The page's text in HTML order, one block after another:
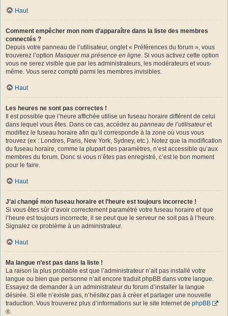
Haut
Comment empêcher mon nom d’apparaître dans la liste des membres
connectés ?
Depuis votre panneau de l’utilisateur, onglet « Préférences du forum », vous
trouverez l’option Masquer ma présence en ligne. Si vous activez cette option
vous ne serez visible que par les administrateurs, les modérateurs et vous-
même. Vous serez compté parmi les membres invisibles.
Haut
Les heures ne sont pas correctes !
Il est possible que l’heure affichée utilise un fuseau horaire différent de celui
dans lequel vous êtes. Dans ce cas, accédez au panneau de l’utilisateuret
modifiez le fuseau horaire afin qu’il corresponde à la zone où vous vous
trouvez (ex : Londres, Paris, New York, Sydney, etc.). Notez que la modification
du fuseau horaire, comme la plupart des paramètres, n’est accessible qu’aux
membres du forum. Donc si vous n’êtes pas enregistré, c’est le bon moment
pour le faire.
Haut
J’ai changé mon fuseau horaire et l’heure est toujours incorrecte !
Si vous êtes sûr d’avoir correctement paramétré votre fuseau horaire et que
l’heure est toujours incorrecte, il se peut que le serveur ne soit pas à l’heure.
Signalez ce problème à un administrateur.
Haut
Ma langue n’est pas dans la liste !
La raison la plus probable est que l’administrateur n’ait pas installé votre
langue ou bien que personne n’ait encore traduit phpBB dans votre langue.
Essayez de demander à un administrateur du forum d’installer la langue
désirée. Si elle n’existe pas, n’hésitez pas à créer et partager une nouvelle
traduction. Vous trouverez plus d’informations sur le site Internet de phpBB
®.